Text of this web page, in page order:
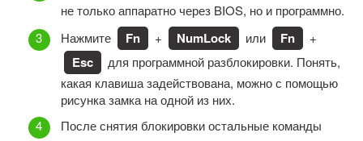
не только аппаратно через BIOS, но и программно.
Нажмите
Fn + NumLock или Fn +
Esc
для программной разблокировки. Понять,
какая клавиша задействована, можно с помощью
рисунка замка на одной из них.
После снятия блокировки остальные команды